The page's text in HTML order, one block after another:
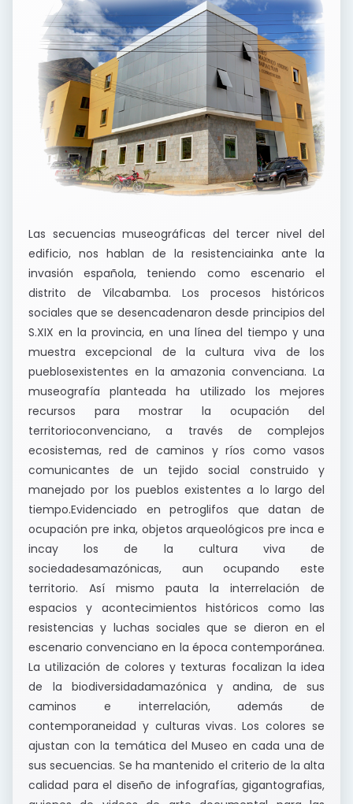
Las secuencias museográficas del tercer nivel del
edificio, nos hablan de la resistenciainka ante la
invasión española, teniendo como escenario el
distrito de Vilcabamba. Los procesos históricos
sociales que se desencadenaron desde principios del
S.XIX en la provincia, en una línea del tiempo y una
muestra excepcional de la cultura viva de los
pueblosexistentes en la amazonia convenciana. La
museografía planteada ha utilizado los mejores
recursos para mostrar la ocupación del
territorioconvenciano, a través de complejos
ecosistemas, red de caminos y ríos como vasos
comunicantes de un tejido social construido y
manejado por los pueblos existentes a lo largo del
tiempo.Evidenciado en petroglifos que datan de
ocupación pre inka, objetos arqueológicos pre inca e
incay los de la cultura viva de
sociedadesamazónicas, aun ocupando este
territorio. Así mismo pauta la interrelación de
espacios y acontecimientos históricos como las
resistencias y luchas sociales que se dieron en el
escenario convenciano en la época contemporánea.
La utilización de colores y texturas focalizan la idea
de la biodiversidadamazónica y andina, de sus
caminos e interrelación, además de
contemporaneidad y culturas vivas. Los colores se
ajustan con la temática del Museo en cada una de
sus secuencias. Se ha mantenido el criterio de la alta
calidad para el diseño de infografías, gigantografias,